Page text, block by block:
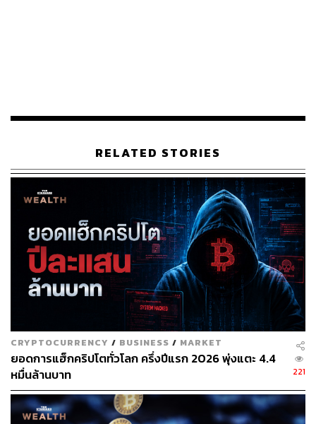
ขณะที่ทางอัยการยังได้ตั้งข้อหาทั้ง 3 คนฐานสมรู้ร่วมคิดใน
การฉ้อโกง ส่วนทางสำนักงาน SEC ตั้งข้อหาฐานละเมิด
กฎหมายว่าด้วยการใช้ข้อมูลภายในในการเทรด
ด้านทนายความของจำเลยทั้งสามปฏิเสธที่จะแสดงความเห็น
ใดๆ
ขณะที่ Paul Grewal หัวหน้าเจ้าหน้าที่กฎหมายของ
Coinbase กล่าวว่า พฤติกรรมที่ผิดกฎหมายใดๆ ถือเป็นสิ่งที่
Coinbase ให้ความสำคัญอย่างยิ่ง และ Coinbase จะไม่ทน
ต่อพฤติกรรมดังกล่าวโดยเด็ดขาด ก่อนย้ำว่าทันทีที่มีการร้อง
เรียน ทาง Coinbase ดำเนินการสอบสวนทันทีหลังจากรู้ถึง
ปัญหาการซื้อขายหลักทรัพย์โดยใช้ข้อมูลวงใน และสั่งให้
Wahi ลาพักงานโดยไม่ได้รับค่าจ้าง ก่อนจะไล่ออกอย่างเป็น
ทางการเมื่อวันที่ 15 กรกฎาคมที่ผ่านมา
RELATED STORIES
CRYPTOCURRENCY / BUSINESS / MARKET
ยอดการแฮ็กคริปโตทั่วโลก ครึ่งปีแรก 2026 พุ่งแตะ 4.4
หมื่นล้านบาท
221